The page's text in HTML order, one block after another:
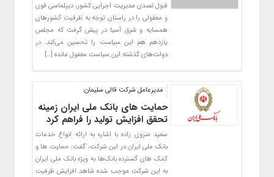
قبول تصدی مدیریت اجرایی کشور، دیپلماسی قوی
و معقولی را در راستای توجه به ظرفیت کشورهای
همسایه و شرق آسیا در پیش گرفت که مجلس
یازدهم هم این سیاست را تحسین می‌کند. در
دولت‌های گذشته این سیاست مغفول مانده […]
مدیرعامل شرکت قالی سلیمان:
حمایت های بانک ملی ایران زمینه
تحقق افزایش تولید را فراهم کرد
سعید منزوی زاده با اشاره به ارائه انواع خدمات
بانک ملی ایران در این شرکت، گفت: حمایت ها و
کمک های گسترده بانک‌ها به ویژه بانک ملی ایران
به این شرکت موجب شده شاهد افزایش ظرفیت